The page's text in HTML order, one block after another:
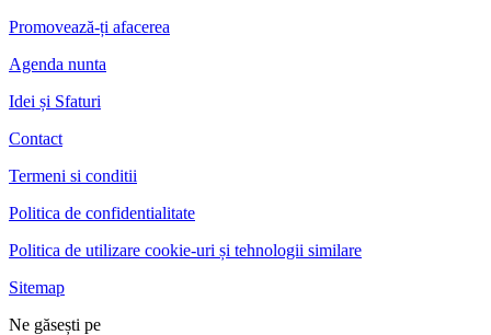
Promovează-ți afacerea
Agenda nunta
Idei și Sfaturi
Contact
Termeni si conditii
Politica de confidentialitate
Politica de utilizare cookie-uri și tehnologii similare
Sitemap
Ne găsești pe